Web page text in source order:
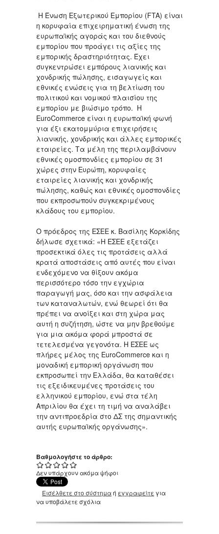
Η Ένωση Εξωτερικού Εμπορίου (FTA) είναι
η κορυφαία επιχειρηματική ένωση της
ευρωπαϊκής αγοράς και του διεθνούς
εμπορίου που προάγει τις αξίες της
εμπορικής δραστηριότητας. Έχει
συγκεντρώσει εμπόρους λιανικής και
χονδρικής πώλησης, εισαγωγείς και
εθνικές ενώσεις για τη βελτίωση του
πολιτικού και νομικού πλαισίου της
εμπορίου με βιώσιμο τρόπο. Η
EuroCommerce είναι η ευρωπαϊκή φωνή
για έξι εκατομμύρια επιχειρήσεις
λιανικής, χονδρικής και άλλες εμπορικές
εταιρείες. Τα μέλη της περιλαμβάνουν
εθνικές ομοσπονδίες εμπορίου σε 31
χώρες στην Ευρώπη, κορυφαίες
εταιρείες λιανικής και χονδρικής
πώλησης, καθώς και εθνικές ομοσπονδίες
που εκπροσωπούν συγκεκριμένους
κλάδους του εμπορίου.
Ο πρόεδρος της ΕΣΕΕ κ. Βασίλης Κορκίδης
δήλωσε σχετικά: «Η ΕΣΕΕ εξετάζει
προσεκτικά όλες τις προτάσεις αλλά
κρατά αποστάσεις από αυτές που είναι
ενδεχόμενο να θίξουν ακόμα
περισσότερο τόσο την εγχώρια
παραγωγή μας, όσο και την ασφάλεια
των καταναλωτών, ενώ θεωρεί ότι θα
πρέπει να ανοίξει και στη χώρα μας
αυτή η συζήτηση, ώστε να μην βρεθούμε
για μια ακόμα φορά μπροστά σε
τετελεσμένα γεγονότα. Η ΕΣΕΕ ως
πλήρες μέλος της EuroCommerce και η
μοναδική εμπορική οργάνωση που
εκπροσωπεί την Ελλάδα, θα καταθέσει
τις εξειδικευμένες προτάσεις του
ελληνικού εμπορίου, ενώ στα τέλη
Απριλίου θα έχει τη τιμή να αναλάβει
την αντιπροεδρία στο ΔΣ της σημαντικής
αυτής ευρωπαϊκής οργάνωσης».
Βαθμολογήστε το άρθρο:
Δεν υπάρχουν ακόμα ψήφοι
Εισέλθετε στο σύστημαή εγγραφείτε για
να υποβάλετε σχόλια